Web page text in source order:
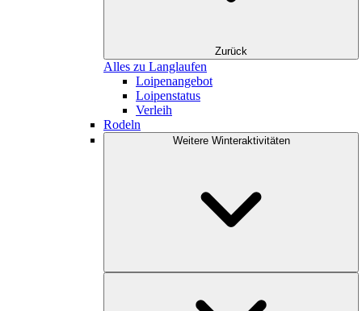
Zurück
Alles zu Langlaufen
Loipenangebot
Loipenstatus
Verleih
Rodeln
Weitere Winteraktivitäten